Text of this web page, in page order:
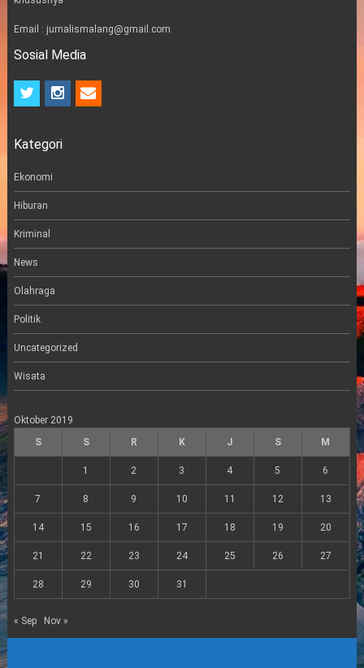
Email : jurnalismalang@gmail.com
Sosial Media
t
t
r
i
n
a
e
m
Kategori
Ekonomi
Hiburan
Kriminal
News
Olahraga
Politik
Uncategorized
Wisata
Oktober 2019
S
S R K J S M
1 2 3 4 5 6
7 8 9 10 11 12 13
14 15 16 17 18 19 20
21 22 23 24 25 26 27
28 29 30 31
« Sep Nov »